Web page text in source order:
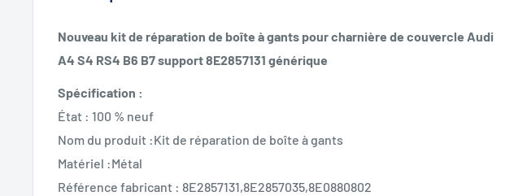
Nouveau kit de réparation de boîte à gants pour charnière de couvercle Audi
A4 S4 RS4 B6 B7 support 8E2857131 générique
Spécification :
État : 100 % neuf
Nom du produit :Kit de réparation de boîte à gants
Matériel :Métal
Référence fabricant : 8E2857131,8E2857035,8E0880802